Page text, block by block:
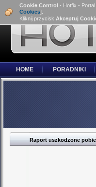
Cookie Control - Hotfix -
Cookies].
Kliknij przycisk Akceptuj
HOME PORADNIKI
Raport uszkodzone